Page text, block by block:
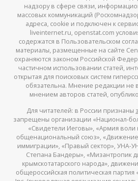
надзору в сфере связи,
массовых коммуникаций
адреса, cookie и подключен к
liveinternet.ru, openstat.com
содержатся в Пользовательском
материалы, размещенные на сайте
охраняются законом Российской
частичном использовании статей,
открытая для поисковых систем
обязательна. Мнение редакции не
мнением авторов статей,
Для читателей: в России признаны
запрещены организации «Национал-
«Свидетели Иеговы», «Армия воли
общенациональный союз»,
иммиграции», «Правый сектор», УНА-
Степана Бандеры», «Мизантропик
крымскотатарского народа»,
общероссийская политическая партия